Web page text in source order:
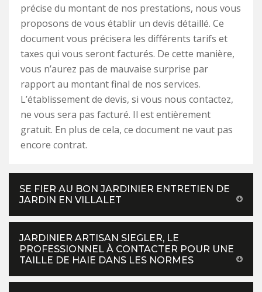
précise du montant de nos prestations, nous vous
proposons de vous établir un devis détaillé. Ce
document vous précisera les différents tarifs et
taxes qui vous seront facturés. De cette manière,
vous n’aurez pas de mauvaise surprise par
rapport au montant final de nos services.
L’établissement de devis, si vous nous contactez,
ne vous sera pas facturé. Il est entièrement
gratuit. En plus de cela, ce document ne vaut pas
encore contrat.
SE FIER AU BON JARDINIER ENTRETIEN DE
JARDIN EN VILLALET
JARDINIER ARTISAN SIEGLER, LE
PROFESSIONNEL À CONTACTER POUR UNE
TAILLE DE HAIE DANS LES NORMES